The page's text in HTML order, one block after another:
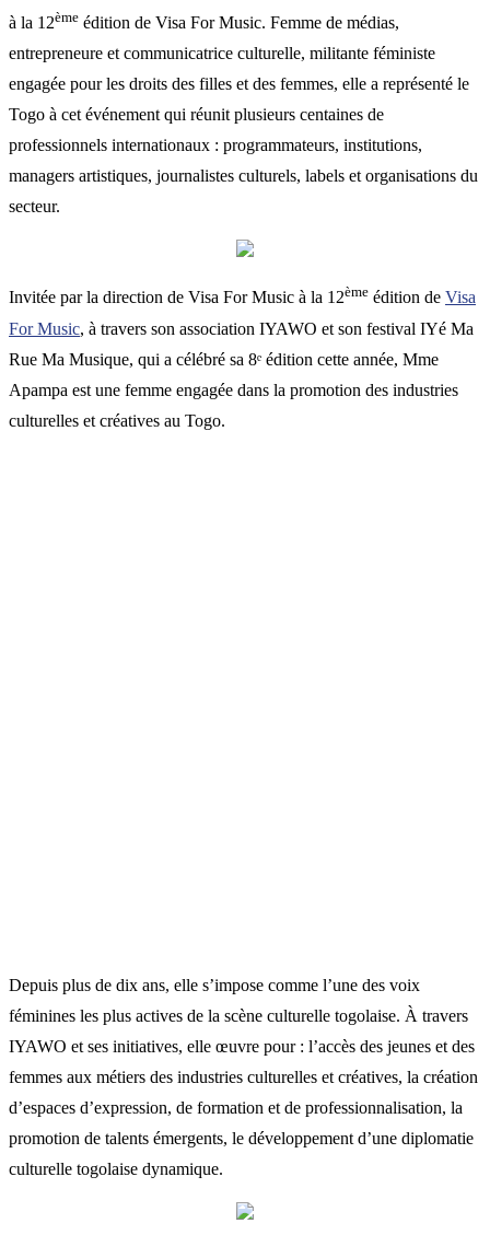
à la 12ème édition de Visa For Music. Femme de médias,
entrepreneure et communicatrice culturelle, militante féministe
engagée pour les droits des filles et des femmes, elle a représenté le
Togo à cet événement qui réunit plusieurs centaines de
professionnels internationaux : programmateurs, institutions,
managers artistiques, journalistes culturels, labels et organisations du
secteur.
Invitée par la direction de Visa For Music à la 12ème édition de Visa
For Music, à travers son association IYAWO et son festival IYé Ma
Rue Ma Musique, qui a célébré sa 8ᵉ édition cette année, Mme
Apampa est une femme engagée dans la promotion des industries
culturelles et créatives au Togo.
Depuis plus de dix ans, elle s’impose comme l’une des voix
féminines les plus actives de la scène culturelle togolaise. À travers
IYAWO et ses initiatives, elle œuvre pour : l’accès des jeunes et des
femmes aux métiers des industries culturelles et créatives, la création
d’espaces d’expression, de formation et de professionnalisation, la
promotion de talents émergents, le développement d’une diplomatie
culturelle togolaise dynamique.